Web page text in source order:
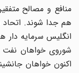
منافع و مصالح
هم جدا شوند. اتحاد
انگلیس سرمایه دار
شوروی خواهان نفت
اکنون خواهان